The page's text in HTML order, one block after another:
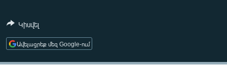
ԿՈՐՈՆԱՎԻՐՈՒՍ
Կիսվել
Ավելացրեք մեզ Google-ում